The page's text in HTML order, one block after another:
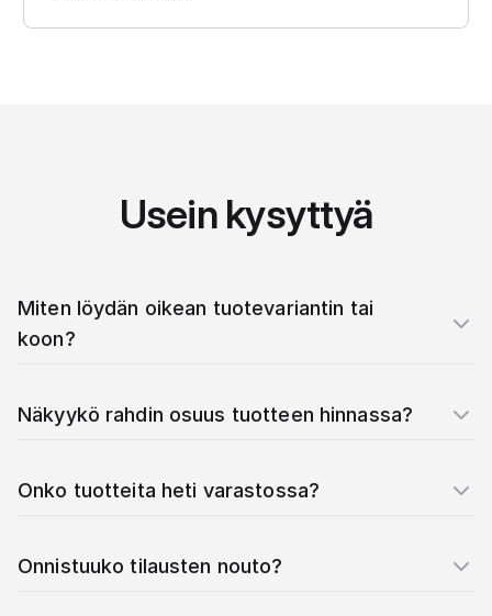
Usein kysyttyä
Miten löydän oikean tuotevariantin tai
koon?
Näkyykö rahdin osuus tuotteen hinnassa?
Onko tuotteita heti varastossa?
Onnistuuko tilausten nouto?